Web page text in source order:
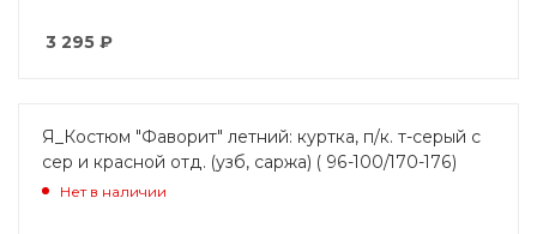
3 295 ₽
Я_Костюм "Фаворит" летний: куртка, п/к. т-серый с
сер и красной отд. (узб, саржа) ( 96-100/170-176)
Нет в наличии